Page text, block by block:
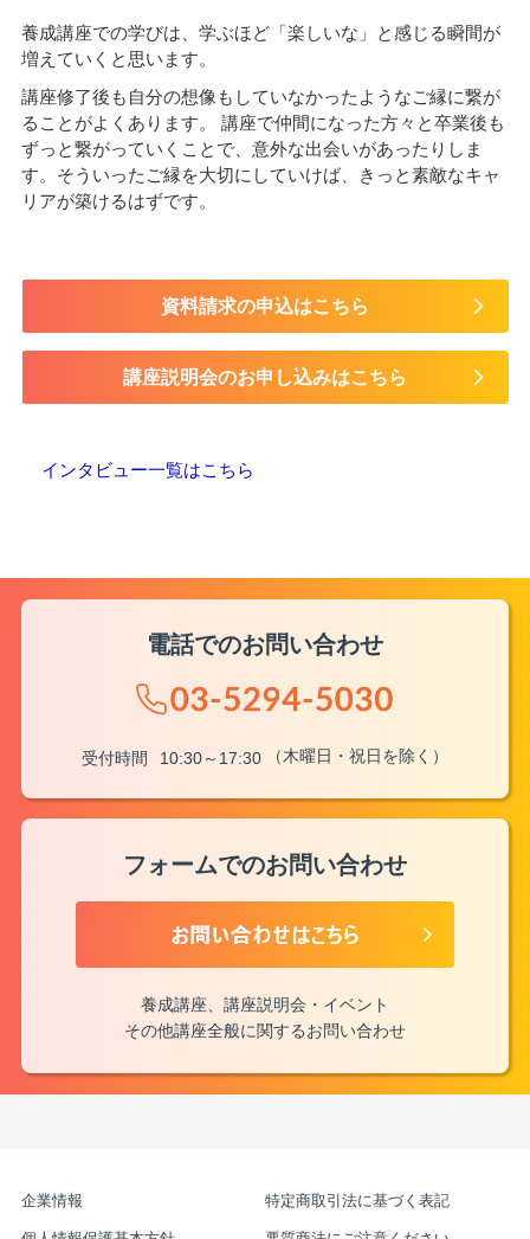
養成講座での学びは、学ぶほど「楽しいな」と感じる瞬間が
増えていくと思います。
講座修了後も自分の想像もしていなかったようなご縁に繋が
ることがよくあります。 講座で仲間になった方々と卒業後も
ずっと繋がっていくことで、意外な出会いがあったりしま
す。そういったご縁を大切にしていけば、きっと素敵なキャ
リアが築けるはずです。
資料請求の申込はこちら
講座説明会のお申し込みはこちら
インタビュー一覧はこちら
電話でのお問い合わせ
受付時間 10:30～17:30 （木曜日・祝日を除く）
フォームでのお問い合わせ
養成講座、講座説明会・イベント
その他講座全般に関するお問い合わせ
企業情報 特定商取引法に基づく表記